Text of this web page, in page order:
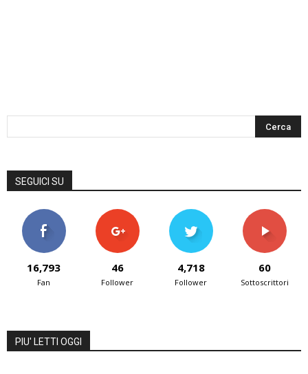
SEGUICI SU
16,793
Fan
46
Follower
4,718
Follower
60
Sottoscrittori
PIU' LETTI OGGI